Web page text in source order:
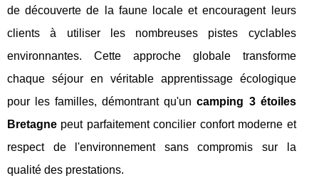
de découverte de la faune locale et encouragent leurs
clients à utiliser les nombreuses pistes cyclables
environnantes. Cette approche globale transforme
chaque séjour en véritable apprentissage écologique
pour les familles, démontrant qu'uncamping 3 étoiles
Bretagne peut parfaitement concilier confort moderne et
respect de l'environnement sans compromis sur la
qualité des prestations.